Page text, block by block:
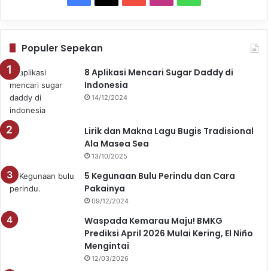
Populer Sepekan
8 Aplikasi Mencari Sugar Daddy di
Indonesia
14/12/2024
Lirik dan Makna Lagu Bugis Tradisional
Ala Masea Sea
13/10/2025
5 Kegunaan Bulu Perindu dan Cara
Pakainya
09/12/2024
Waspada Kemarau Maju! BMKG
Prediksi April 2026 Mulai Kering, El Niño
Mengintai
12/03/2026